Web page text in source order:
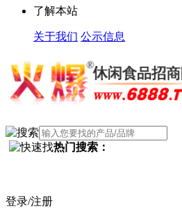
了解本站
关于我们 公示信息
热门搜索：
登录/注册